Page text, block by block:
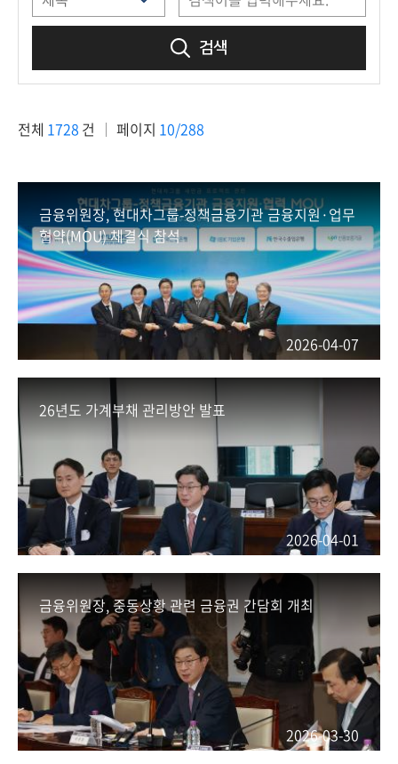
개
적
행
정
금
융
원
회
검색
전체 1728 건 페이지 10/288
금융위원장, 현대차그룹-정책금융기관 금융지원·업무
협약(MOU) 체결식 참석
2026-04-07
26년도 가계부채 관리방안 발표
2026-04-01
금융위원장, 중동상황 관련 금융권 간담회 개최
2026-03-30